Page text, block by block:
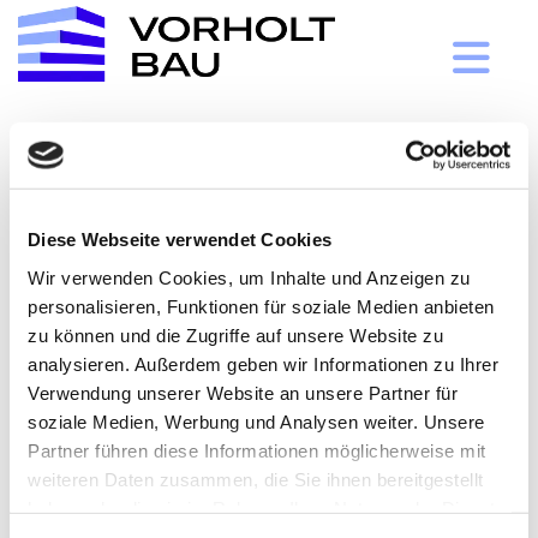
Diese Webseite verwendet Cookies
Wir verwenden Cookies, um Inhalte und Anzeigen zu
personalisieren, Funktionen für soziale Medien anbieten
zu können und die Zugriffe auf unsere Website zu
analysieren. Außerdem geben wir Informationen zu Ihrer
Verwendung unserer Website an unsere Partner für
soziale Medien, Werbung und Analysen weiter. Unsere
Partner führen diese Informationen möglicherweise mit
weiteren Daten zusammen, die Sie ihnen bereitgestellt
Impressum
Vorholt Bau, Inh. Jörn Frey
Ringenberger Straße 15
46499 Hamminkeln
Telefon:02852 4043
Fax: 02852 4479
E-Mail:info@vorholt-bau.de
Inhaber: Jörn Frey
Gerichtstand: Wesel